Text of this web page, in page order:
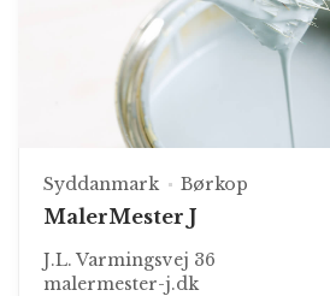
Syddanmark Børkop
MalerMester J
J.L. Varmingsvej 36
malermester-j.dk